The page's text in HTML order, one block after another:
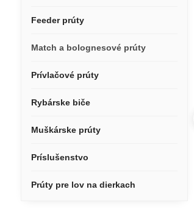
Feeder prúty
Match a bolognesové prúty
Prívlačové prúty
Rybárske biče
Muškárske prúty
Príslušenstvo
Prúty pre lov na dierkach